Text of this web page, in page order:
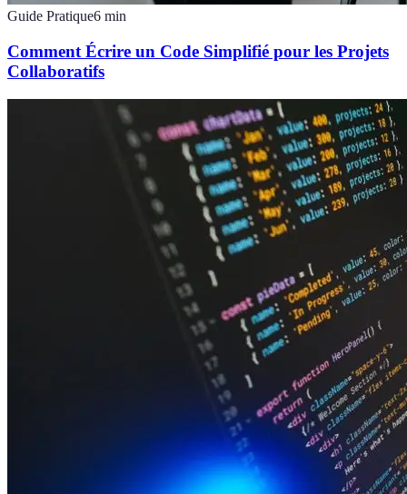
Guide Pratique6 min
Comment Écrire un Code Simplifié pour les Projets
Collaboratifs